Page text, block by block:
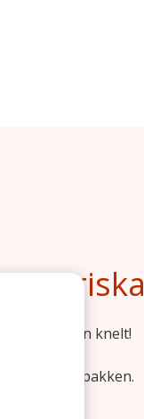
Mariska
de schoen knelt!
step te pakken.